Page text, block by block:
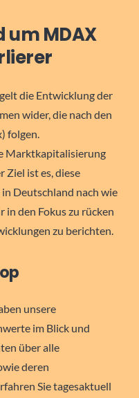
MDAX
die Entwicklung der
wider, die nach den
folgen.
Marktkapitalisierung
Ziel ist es, diese
Deutschland nach wie
in den Fokus zu rücken
zu berichten.
unsere
im Blick und
über alle
deren
Sie tagesaktuell